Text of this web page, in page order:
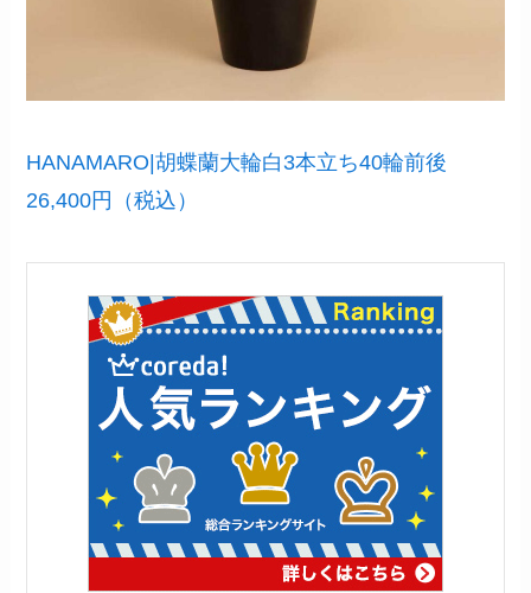
HANAMARO|胡蝶蘭大輪白3本立ち40輪前後
26,400円（税込）